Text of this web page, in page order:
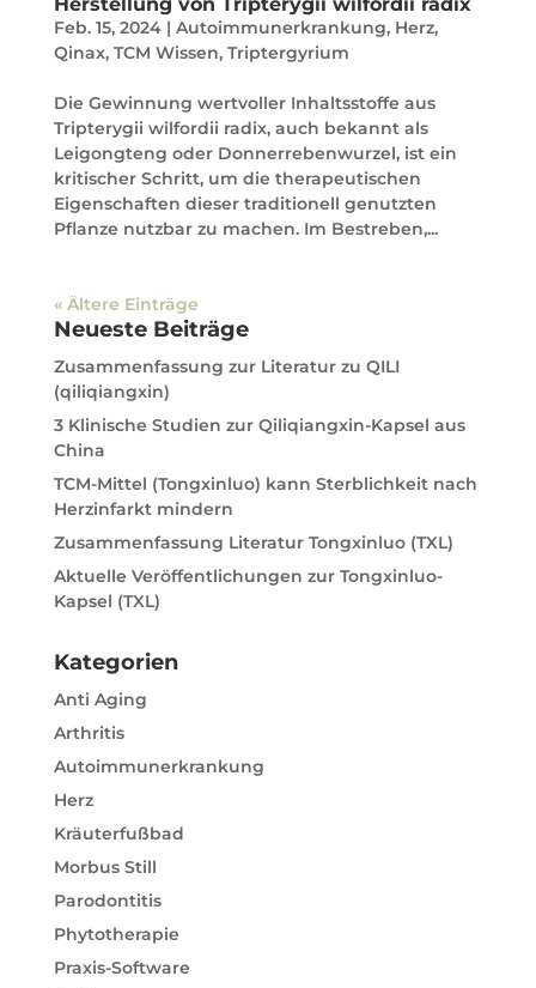
Feb. 15, 2024| Autoimmunerkrankung, Herz,
Qinax, TCM Wissen, Triptergyrium
Die Gewinnung wertvoller Inhaltsstoffe aus
Tripterygii wilfordii radix, auch bekannt als
Leigongteng oder Donnerrebenwurzel, ist ein
kritischer Schritt, um die therapeutischen
Eigenschaften dieser traditionell genutzten
Pflanze nutzbar zu machen. Im Bestreben,...
« Ältere Einträge
Neueste Beiträge
Zusammenfassung zur Literatur zu QILI
(qiliqiangxin)
3 Klinische Studien zur Qiliqiangxin-Kapsel aus
China
TCM-Mittel (Tongxinluo) kann Sterblichkeit nach
Herzinfarkt mindern
Zusammenfassung Literatur Tongxinluo (TXL)
Aktuelle Veröffentlichungen zur Tongxinluo-
Kapsel (TXL)
Kategorien
Anti Aging
Arthritis
Autoimmunerkrankung
Herz
Kräuterfußbad
Morbus Still
Parodontitis
Phytotherapie
Praxis-Software